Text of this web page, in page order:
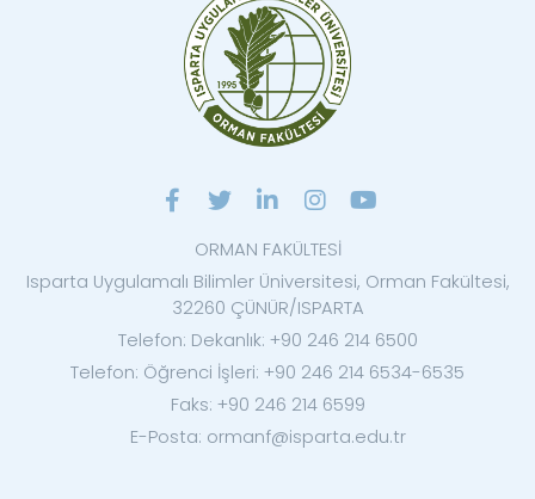
ORMAN FAKÜLTESİ
Isparta Uygulamalı Bilimler Üniversitesi, Orman Fakültesi,
32260 ÇÜNÜR/ISPARTA
Telefon: Dekanlık: +90 246 214 6500
Telefon: Öğrenci İşleri: +90 246 214 6534-6535
Faks: +90 246 214 6599
E-Posta: ormanf@isparta.edu.tr